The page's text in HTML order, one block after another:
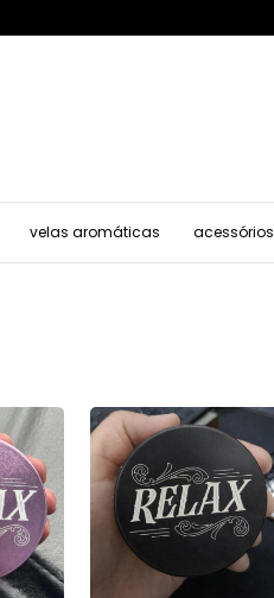
velas aromáticas acessórios